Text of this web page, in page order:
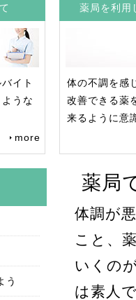
イト
うな
more
薬局を利用
体の不調を感
改善できる薬
来るように意
う
薬局
体調が
こと、
いくの
は素人